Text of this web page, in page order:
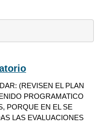
(REVISEN EL PLAN
PROGRAMATICO
PORQUE EN EL SE
LAS EVALUACIONES